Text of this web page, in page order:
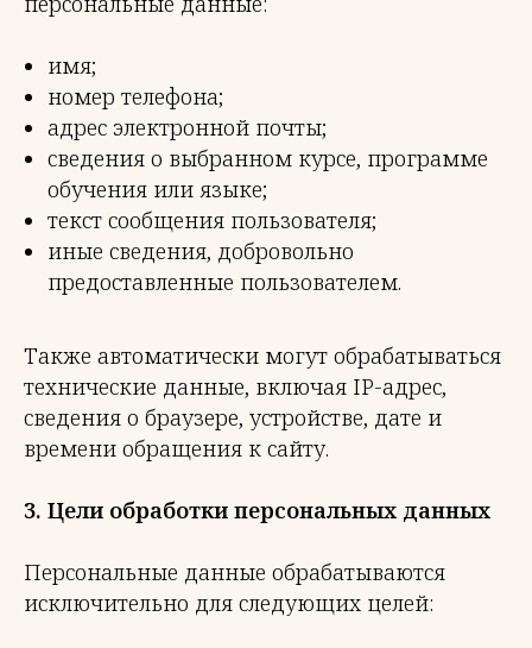
имя;
номер телефона;
адрес электронной почты;
сведения о выбранном курсе, программе
обучения или языке;
текст сообщения пользователя;
иные сведения, добровольно
предоставленные пользователем.
Также автоматически могут обрабатываться
технические данные, включая IP-адрес,
сведения о браузере, устройстве, дате и
времени обращения к сайту.
3. Цели обработки персональных данных
Персональные данные обрабатываются
исключительно для следующих целей: